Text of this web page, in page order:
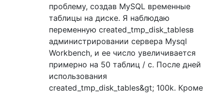
проблему, создав MySQL временные
таблицы на диске. Я наблюдаю
переменную created_tmp_disk_tablesв
администрировании сервера Mysql
Workbench, и ее число увеличивается
примерно на 50 таблиц / с. После дней
использования
created_tmp_disk_tables&gt; 100k. Кроме